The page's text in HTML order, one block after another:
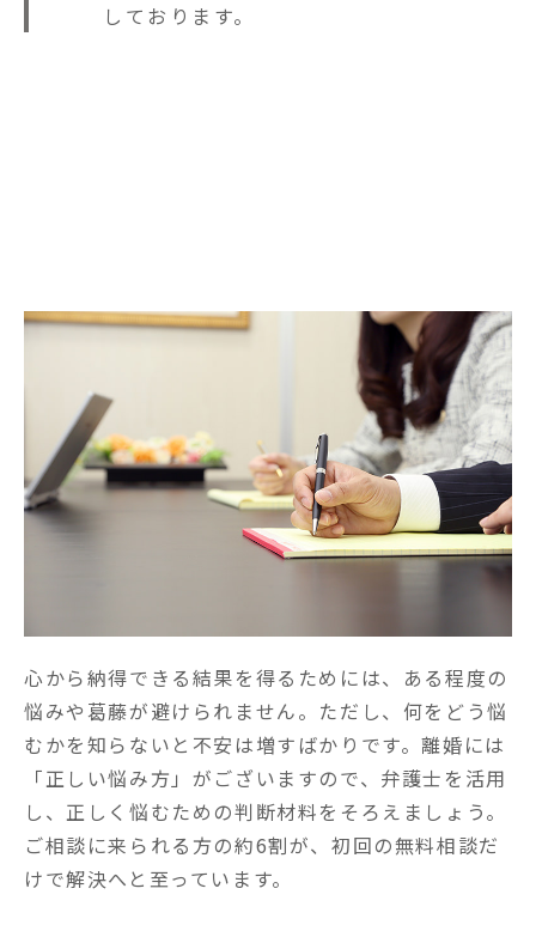
しております。
心から納得できる結果を得るためには、ある程度の
悩みや葛藤が避けられません。ただし、何をどう悩
むかを知らないと不安は増すばかりです。離婚には
「正しい悩み方」がございますので、弁護士を活用
し、正しく悩むための判断材料をそろえましょう。
ご相談に来られる方の約6割が、初回の無料相談だ
けで解決へと至っています。